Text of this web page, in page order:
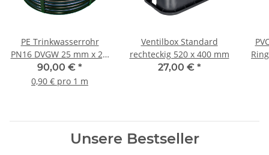
PE Trinkwasserrohr
PN16 DVGW 25 mm x 2,3
mm SDR 11 100 m Rolle
90,00 € *
0,90 € pro 1 m
Ventilbox Standard
rechteckig 520 x 400 mm
27,00 € *
Unsere Bestseller